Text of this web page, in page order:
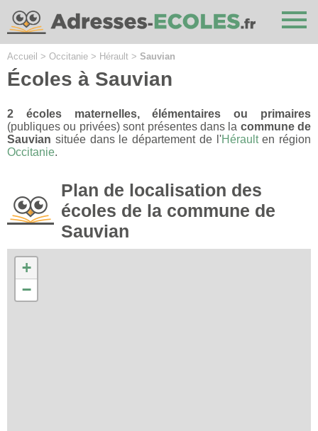
Accueil > Occitanie > Hérault > Sauvian
Écoles à Sauvian
2 écoles maternelles, élémentaires ou primaires
(publiques ou privées) sont présentes dans la commune de
Sauvian située dans le département de l'Héraulten région
Occitanie.
Plan de localisation des
écoles de la commune de
Sauvian
+
−